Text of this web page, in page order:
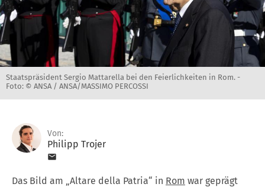
Staatspräsident Sergio Mattarella bei den Feierlichkeiten in Rom. -
Foto: © ANSA / ANSA/MASSIMO PERCOSSI
Von:
Philipp Trojer
Das Bild am „Altare della Patria“ in Rom war geprägt